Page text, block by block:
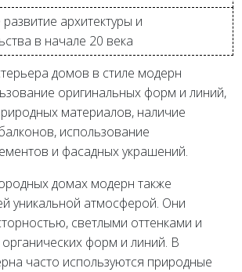
архитектуры и
в начале 20 века
домов в стиле модерн
оригинальных форм и линий,
материалов, наличие
использование
и фасадных украшений.
домах модерн также
уникальной атмосферой. Они
светлыми оттенками и
форм и линий. В
часто используются природные